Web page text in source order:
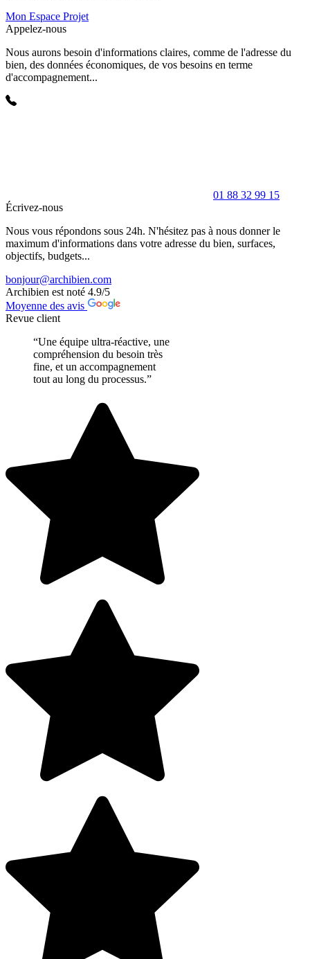
Mon Espace Projet
Appelez-nous
Nous aurons besoin d'informations claires, comme de l'adresse du
bien, des données économiques, de vos besoins en terme
d'accompagnement...
01 88 32 99 15
Écrivez-nous
Nous vous répondons sous 24h. N'hésitez pas à nous donner le
maximum d'informations dans votre adresse du bien, surfaces,
objectifs, budgets...
bonjour@archibien.com
Archibien est noté 4.9/5
Moyenne des avis
Revue client
“Une équipe ultra-réactive, une
compréhension du besoin très
fine, et un accompagnement
tout au long du processus.”